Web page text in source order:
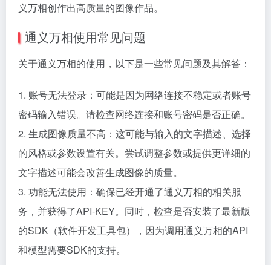
义万相创作出高质量的图像作品。
通义万相使用常见问题
关于通义万相的使用，以下是一些常见问题及其解答：
1. 账号无法登录：可能是因为网络连接不稳定或者账号
密码输入错误。请检查网络连接和账号密码是否正确。
2. 生成图像质量不高：这可能与输入的文字描述、选择
的风格或参数设置有关。尝试调整参数或提供更详细的
文字描述可能会改善生成图像的质量。
3. 功能无法使用：确保已经开通了通义万相的相关服
务，并获得了API-KEY。同时，检查是否安装了最新版
的SDK（软件开发工具包），因为调用通义万相的API
和模型需要SDK的支持。